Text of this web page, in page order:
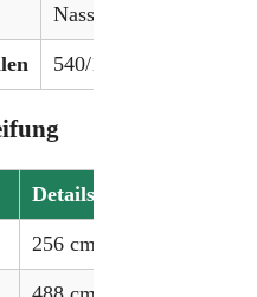
Nassscheiben
540/1000 U/min oder
Details
256 cm (100.8 Zoll)